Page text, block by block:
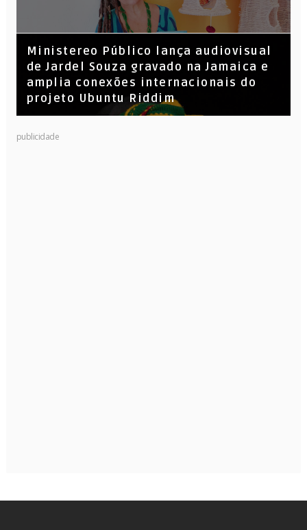
​Ministereo Público lança audiovisual
de Jardel Souza gravado na Jamaica e
amplia conexões internacionais do
projeto Ubuntu Riddim
publicidade